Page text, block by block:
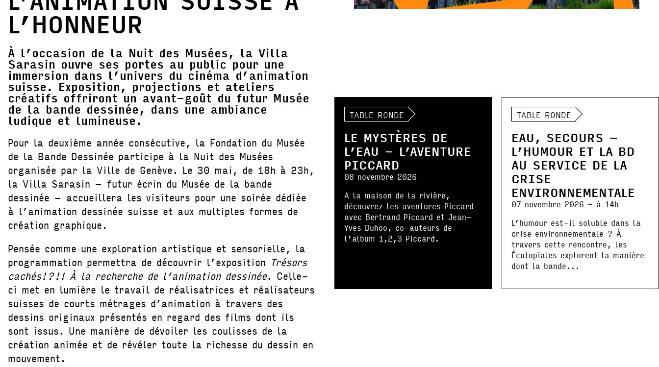
L’HONNEUR
À l’occasion de la Nuit des Musées, la Villa
Sarasin ouvre ses portes au public pour une
immersion dans l’univers du cinéma d’animation
suisse. Exposition, projections et ateliers
créatifs offriront un avant-goût du futur Musée
de la bande dessinée, dans une ambiance
ludique et lumineuse.
Pour la deuxième année consécutive, la Fondation du Musée
de la Bande Dessinée participe à la Nuit des Musées
organisée par la Ville de Genève. Le 30 mai, de 18h à 23h,
la Villa Sarasin – futur écrin du Musée de la bande
dessinée – accueillera les visiteurs pour une soirée dédiée
à l’animation dessinée suisse et aux multiples formes de
création graphique.
Pensée comme une exploration artistique et sensorielle, la
programmation permettra de découvrir l’exposition Trésors
cachés!?!! À la recherche de l’animation dessinée. Celle-
ci met en lumière le travail de réalisatrices et réalisateurs
suisses de courts métrages d’animation à travers des
dessins originaux présentés en regard des films dont ils
sont issus. Une manière de dévoiler les coulisses de la
création animée et de révéler toute la richesse du dessin en
mouvement.
TABLE RONDE
LE MYSTÈRES DE
L’EAU – L’AVENTURE
PICCARD
08 novembre 2026
A la maison de la rivière,
découvrez les aventures Piccard
avec Bertrand Piccard et Jean-
Yves Duhoo, co-auteurs de
l’album 1,2,3 Piccard.
TABLE RONDE
EAU, SECOURS –
L’HUMOUR ET LA BD
AU SERVICE DE LA
CRISE
ENVIRONNEMENTALE
07 novembre 2026 - à 14h
L’humour est-il soluble dans la
crise environnementale ? À
travers cette rencontre, les
Écotopiales explorent la manière
dont la bande...